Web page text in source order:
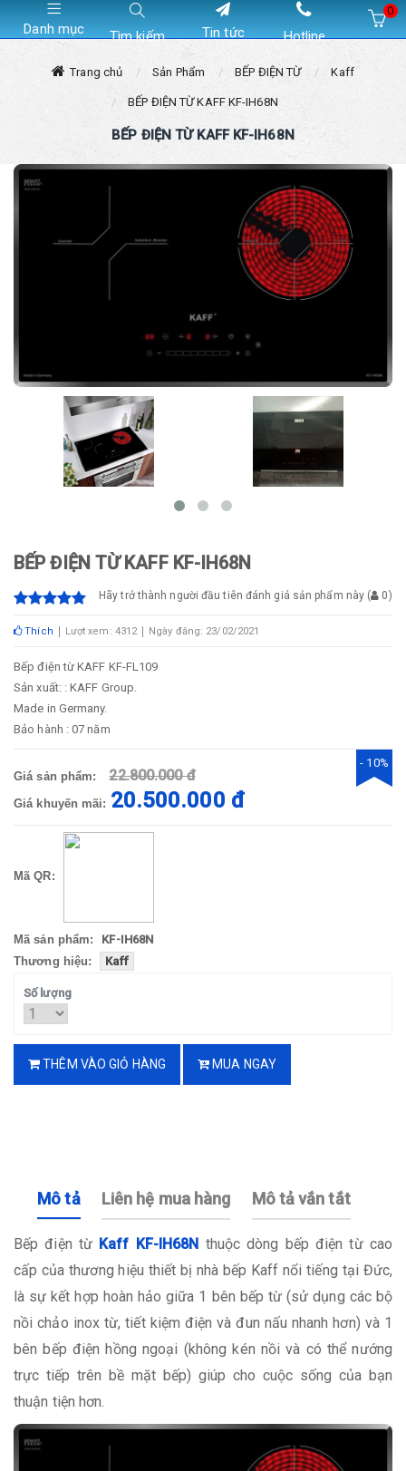
Danh mục Tìm kiếm Tin tức Hotline
0
Trang chủ Sản Phẩm BẾP ĐIỆN TỪ Kaff
BẾP ĐIỆN TỪ KAFF KF-IH68N
BẾP ĐIỆN TỪ KAFF KF-IH68N
BẾP ĐIỆN TỪ KAFF KF-IH68N
Hãy trở thành người đầu tiên đánh giá sản phẩm này ( 0)
Thích Lượt xem: 4312 Ngày đăng: 23/02/2021
Bếp điện từ KAFF KF-FL109
Sản xuất: : KAFF Group.
Made in Germany.
Bảo hành : 07 năm
Giá sản phẩm: 22.800.000 đ
Giá khuyến mãi: 20.500.000 đ
- 10%
Mã QR:
Mã sản phẩm:
KF-IH68N
Thương hiệu:
Kaff
Số lượng
THÊM VÀO GIỎ HÀNG MUA NGAY
Mô tả Liên hệ mua hàng Mô tả vắn tắt
Bếp điện từ Kaff KF-IH68N thuộc dòng bếp điện từ cao
cấp của thương hiệu thiết bị nhà bếp Kaff nổi tiếng tại Đức,
là sự kết hợp hoàn hảo giữa 1 bên bếp từ (sử dụng các bộ
nồi chảo inox từ, tiết kiệm điện và đun nấu nhanh hơn) và 1
bên bếp điện hồng ngoại (không kén nồi và có thể nướng
trực tiếp trên bề mặt bếp) giúp cho cuộc sống của bạn
thuận tiện hơn.